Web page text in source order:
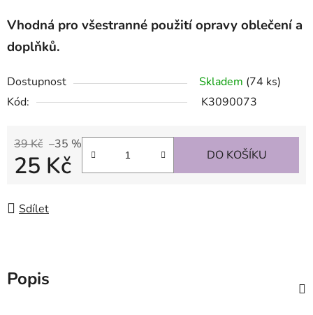
Vhodná pro všestranné použití opravy oblečení a
doplňků.
Dostupnost Skladem (74 ks)
Kód:
K3090073
39 Kč –35 %
25 Kč DO KOŠÍKU
Sdílet
Popis